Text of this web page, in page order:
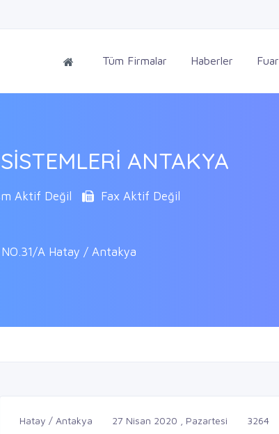
Tüm Firmalar Haberler
ANTAKYA
Aktif Değil
Fax Aktif Değil
NO.31/A Hatay / Antakya
Hatay / Antakya 27 Nisan 2020 , Pazartesi 3264